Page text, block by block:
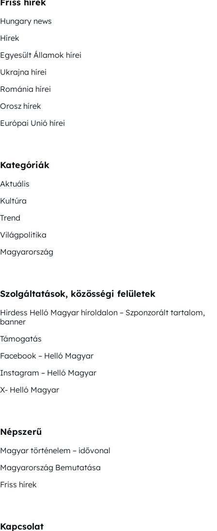
Hungary news
Hírek
Egyesült Államok hírei
Ukrajna hírei
Románia hírei
Orosz hírek
Európai Unió hírei
Kategóriák
Aktuális
Kultúra
Trend
Világpolitika
Magyarország
Szolgáltatások, közösségi felületek
Hirdess Helló Magyar híroldalon – Szponzorált tartalom,
banner
Támogatás
Facebook – Helló Magyar
Instagram – Helló Magyar
X- Helló Magyar
Népszerű
Magyar történelem – idővonal
Magyarország Bemutatása
Friss hírek
Kapcsolat